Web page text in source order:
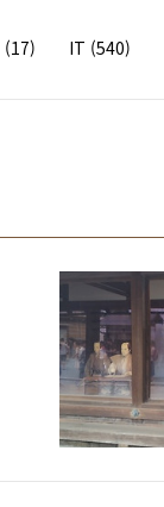
(17) IT (540)